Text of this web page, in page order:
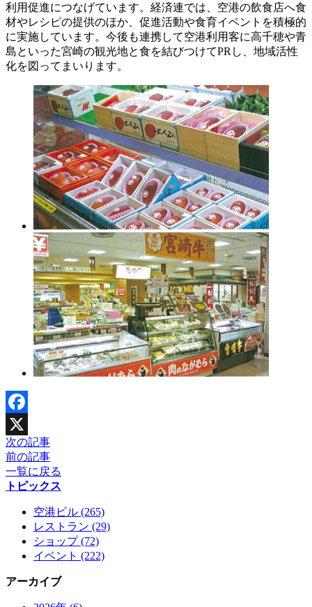
利用促進につなげています。経済連では、空港の飲食店へ食
材やレシピの提供のほか、促進活動や食育イベントを積極的
に実施しています。今後も連携して空港利用客に高千穂や青
島といった宮崎の観光地と食を結びつけてPRし、地域活性
化を図ってまいります。
Facebook
X
次の記事
前の記事
一覧に戻る
トピックス
空港ビル (265)
レストラン (29)
ショップ (72)
イベント (222)
アーカイブ